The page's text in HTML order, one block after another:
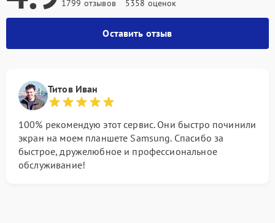
1799 отзывов 5358 оценок
Оставить отзыв
Титов Иван
100% рекомендую этот сервис. Они быстро починили
экран на моем планшете Samsung. Спасибо за
быстрое, дружелюбное и профессиональное
обслуживание!